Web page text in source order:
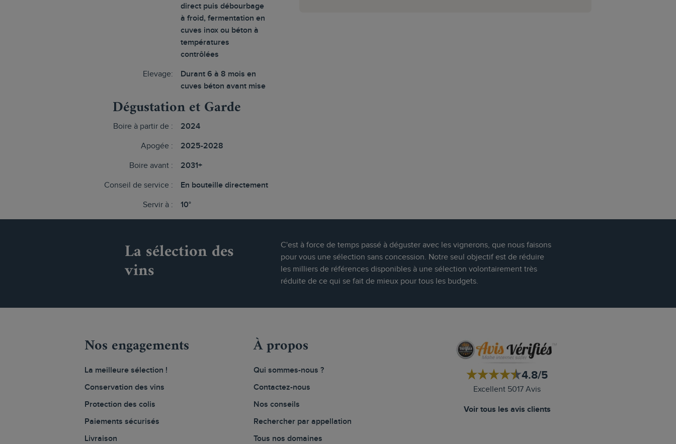
direct puis débourbage
à froid, fermentation en
cuves inox ou béton à
températures
contrôlées
Elevage:
Durant 6 à 8 mois en
cuves béton avant mise
Dégustation et Garde
Boire à partir de : 2024
Apogée : 2025-2028
Boire avant : 2031+
Conseil de service : En bouteille directement
Servir à : 10°
La sélection des
vins
C'est à force de temps passé à déguster avec les vignerons, que nous faisons
pour vous une sélection sans concession. Notre seul objectif est de réduire
les milliers de références disponibles à une sélection volontairement très
réduite de ce qui se fait de mieux pour tous les budgets.
Nos engagements
La meilleure sélection !
Conservation des vins
Protection des colis
Paiements sécurisés
Livraison
À propos
Qui sommes-nous ?
Contactez-nous
Nos conseils
Rechercher par appellation
Tous nos domaines
4.8/5
Excellent 5017 Avis
Voir tous les avis clients